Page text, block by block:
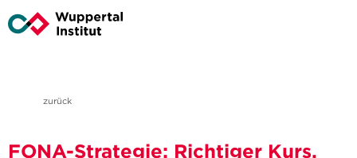
zurück
FONA-Strategie: Richtiger Kurs,